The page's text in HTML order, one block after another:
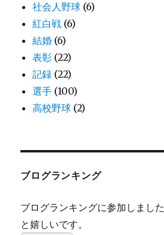
社会人野球 (6)
紅白戦 (6)
結婚 (6)
表彰 (22)
記録 (22)
選手 (100)
高校野球 (2)
ブログランキング
ブログランキングに参加しまし
と嬉しいです。